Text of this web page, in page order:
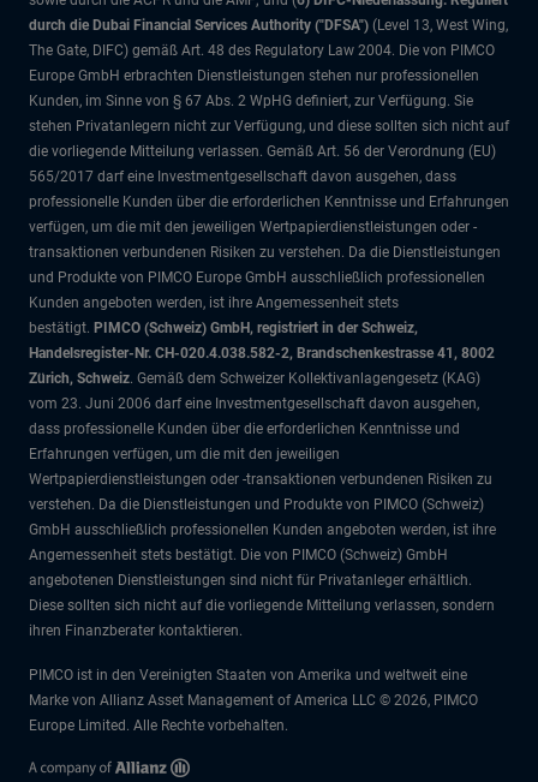
durch die Dubai Financial Services Authority ("DFSA") (Level 13, West Wing,
The Gate, DIFC) gemäß Art. 48 des Regulatory Law 2004. Die von PIMCO
Europe GmbH erbrachten Dienstleistungen stehen nur professionellen
Kunden, im Sinne von § 67 Abs. 2 WpHG definiert, zur Verfügung. Sie
stehen Privatanlegern nicht zur Verfügung, und diese sollten sich nicht auf
die vorliegende Mitteilung verlassen. Gemäß Art. 56 der Verordnung (EU)
565/2017 darf eine Investmentgesellschaft davon ausgehen, dass
professionelle Kunden über die erforderlichen Kenntnisse und Erfahrungen
verfügen, um die mit den jeweiligen Wertpapierdienstleistungen oder -
transaktionen verbundenen Risiken zu verstehen. Da die Dienstleistungen
und Produkte von PIMCO Europe GmbH ausschließlich professionellen
Kunden angeboten werden, ist ihre Angemessenheit stets
bestätigt. PIMCO (Schweiz) GmbH, registriert in der Schweiz,
Handelsregister-Nr. CH-020.4.038.582-2, Brandschenkestrasse 41, 8002
Zürich, Schweiz. Gemäß dem Schweizer Kollektivanlagengesetz (KAG)
vom 23. Juni 2006 darf eine Investmentgesellschaft davon ausgehen,
dass professionelle Kunden über die erforderlichen Kenntnisse und
Erfahrungen verfügen, um die mit den jeweiligen
Wertpapierdienstleistungen oder -transaktionen verbundenen Risiken zu
verstehen. Da die Dienstleistungen und Produkte von PIMCO (Schweiz)
GmbH ausschließlich professionellen Kunden angeboten werden, ist ihre
Angemessenheit stets bestätigt. Die von PIMCO (Schweiz) GmbH
angebotenen Dienstleistungen sind nicht für Privatanleger erhältlich.
Diese sollten sich nicht auf die vorliegende Mitteilung verlassen, sondern
ihren Finanzberater kontaktieren.
PIMCO ist in den Vereinigten Staaten von Amerika und weltweit eine
Marke von Allianz Asset Management of America LLC © 2026, PIMCO
Europe Limited. Alle Rechte vorbehalten.